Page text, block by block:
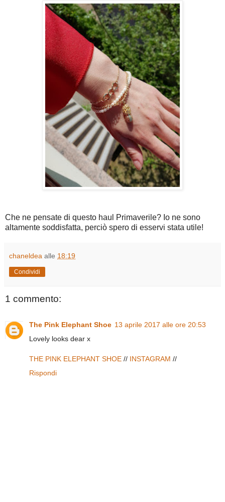
Che ne pensate di questo haul Primaverile? Io ne sono
altamente soddisfatta, perciò spero di esservi stata utile!
chaneldea alle 18:19
Condividi
1 commento:
The Pink Elephant Shoe 13 aprile 2017 alle ore 20:53
Lovely looks dear x
THE PINK ELEPHANT SHOE // INSTAGRAM //
Rispondi